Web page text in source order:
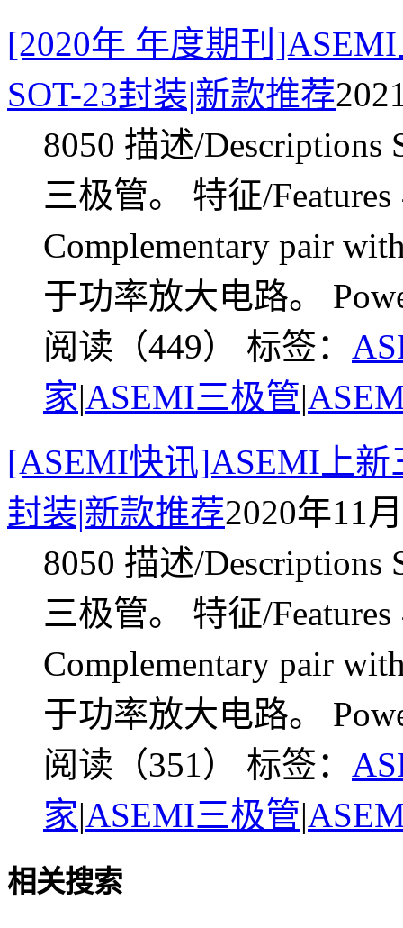
[2020年 年度期刊
SOT-23封装|新款推荐
8050 描述/Descriptions
三极管。 特征/
Complementary pair
于功率放大电路。
阅读（449） 标签：
家|ASEMI三极管|
[ASEMI快讯]ASEMI上新
封装|新款推荐2020年11
8050 描述/Descriptions
三极管。 特征/
Complementary pair
于功率放大电路。
阅读（351） 标签：
家|ASEMI三极管|
相关搜索